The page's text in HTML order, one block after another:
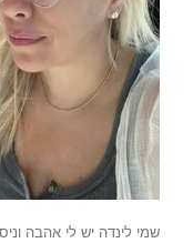
שמי לינדה יש לי אהבה